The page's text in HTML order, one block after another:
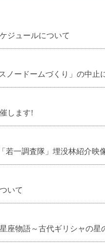
ジュールについて
ノードームづくり」の中止
します!
若一調査隊」埋没林紹介映
いて
座物語～古代ギリシャの星